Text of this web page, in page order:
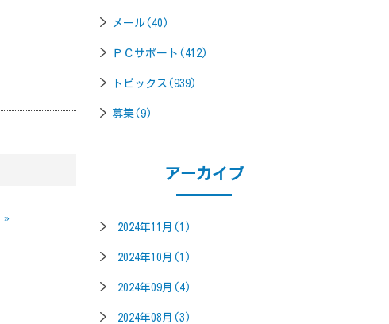
»
メール(40)
ＰＣサポート(412)
トピックス(939)
募集(9)
アーカイブ
2024年11月(1)
2024年10月(1)
2024年09月(4)
2024年08月(3)